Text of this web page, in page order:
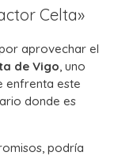
Celta»
aprovechar el
de Vigo , uno
enfrenta este
donde es
podría